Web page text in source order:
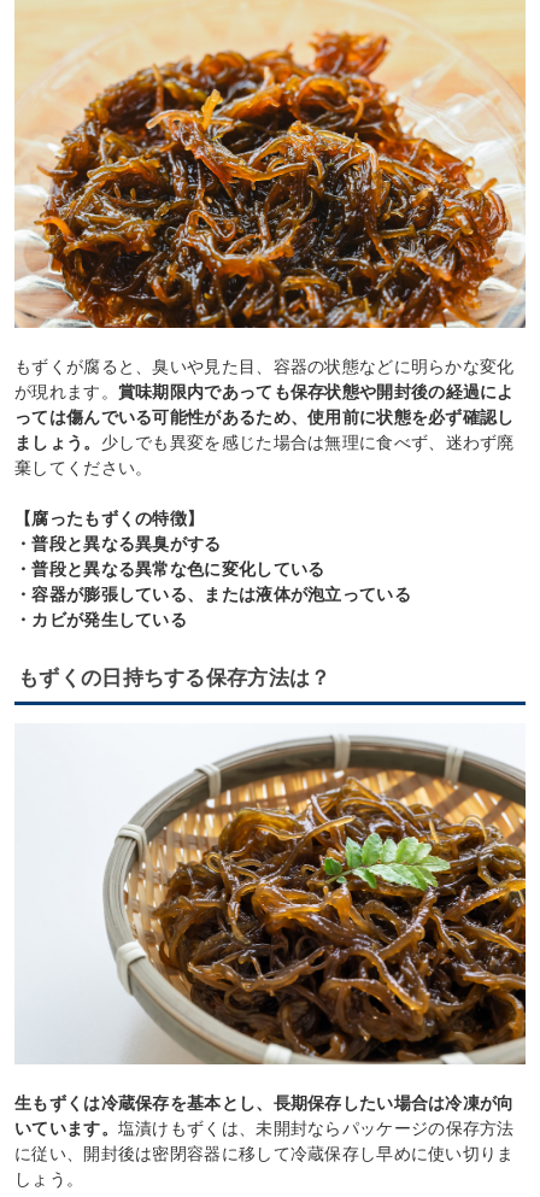
もずくが腐ると、臭いや見た目、容器の状態などに明らかな変化
が現れます。 賞味期限内であっても保存状態や開封後の経過によ
っては傷んでいる可能性があるため、使用前に状態を必ず確認し
ましょう。 少しでも異変を感じた場合は無理に食べず、迷わず廃
棄してください。
【腐ったもずくの特徴】
・普段と異なる異臭がする
・普段と異なる異常な色に変化している
・容器が膨張している、または液体が泡立っている
・カビが発生している
もずくの日持ちする保存方法は？
生もずくは冷蔵保存を基本とし、長期保存したい場合は冷凍が向
いています。 塩漬けもずくは、未開封ならパッケージの保存方法
に従い、開封後は密閉容器に移して冷蔵保存し早めに使い切りま
しょう。